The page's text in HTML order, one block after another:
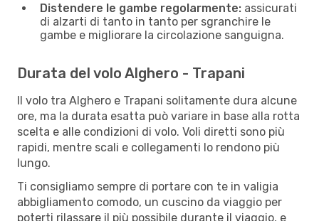
Distendere le gambe regolarmente: assicurati
di alzarti di tanto in tanto per sgranchire le
gambe e migliorare la circolazione sanguigna.
Durata del volo Alghero - Trapani
Il volo tra Alghero e Trapani solitamente dura alcune
ore, ma la durata esatta può variare in base alla rotta
scelta e alle condizioni di volo. Voli diretti sono più
rapidi, mentre scali e collegamenti lo rendono più
lungo.
Ti consigliamo sempre di portare con te in valigia
abbigliamento comodo, un cuscino da viaggio per
poterti rilassare il più possibile durante il viaggio, e